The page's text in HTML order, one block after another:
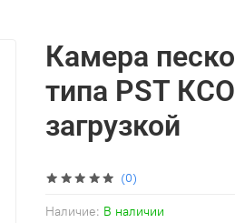
(0)
Наличие: В наличии
Камера
типа PST
загрузкой